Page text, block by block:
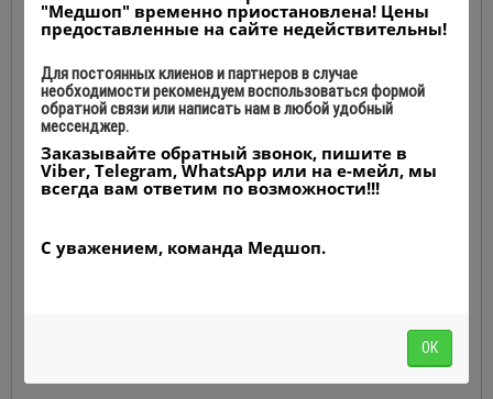
"Медшоп" временно приостановлена! Цены
предоставленные на сайте недействительны!
Для постоянных клиенов и партнеров в случае
необходимости рекомендуем воспользоваться формой
обратной связи или написать нам в любой удобный
мессенджер.
Заказывайте обратный звонок, пишите в
Viber, Telegram, WhatsApp или на е-мейл, мы
всегда вам ответим по возможности!!!
С уважением, команда Медшоп.
ОК